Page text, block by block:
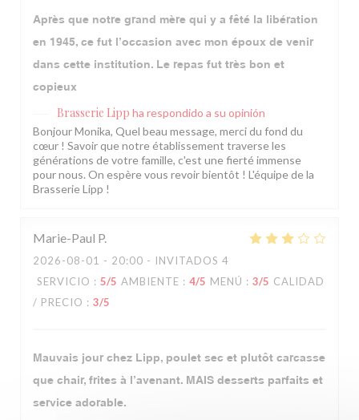
Après que notre grand mère qui y a fêté la libération
en 1945, ce fut l’occasion avec mon époux de venir
dans cette institution. Le repas fut très bon et
copieux
Brasserie Lipp ha respondido a su opinión
Bonjour Monika, Quel beau message, merci du fond du
cœur ! Savoir que notre établissement traverse les
générations de votre famille, c'est une fierté immense
pour nous. On espère vous revoir bientôt ! L'équipe de la
Brasserie Lipp !
Marie-Paul P
2026-08-01 - 20:00 - INVITADOS 4
SERVICIO : 5/5 AMBIENTE : 4/5 MENÚ : 3/5 CALIDAD
/ PRECIO : 3/5
Mauvais jour chez Lipp, poulet sec et plutôt carcasse
que chair, frites à l’avenant. MAIS desserts parfaits et
service adorable.